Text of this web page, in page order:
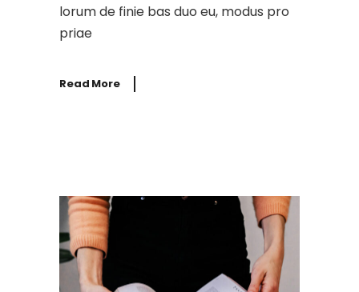
lorum de finie bas duo eu, modus pro
priae
Read More